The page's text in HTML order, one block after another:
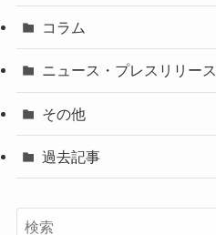
コラム
ニュース・プレスリリース
その他
過去記事